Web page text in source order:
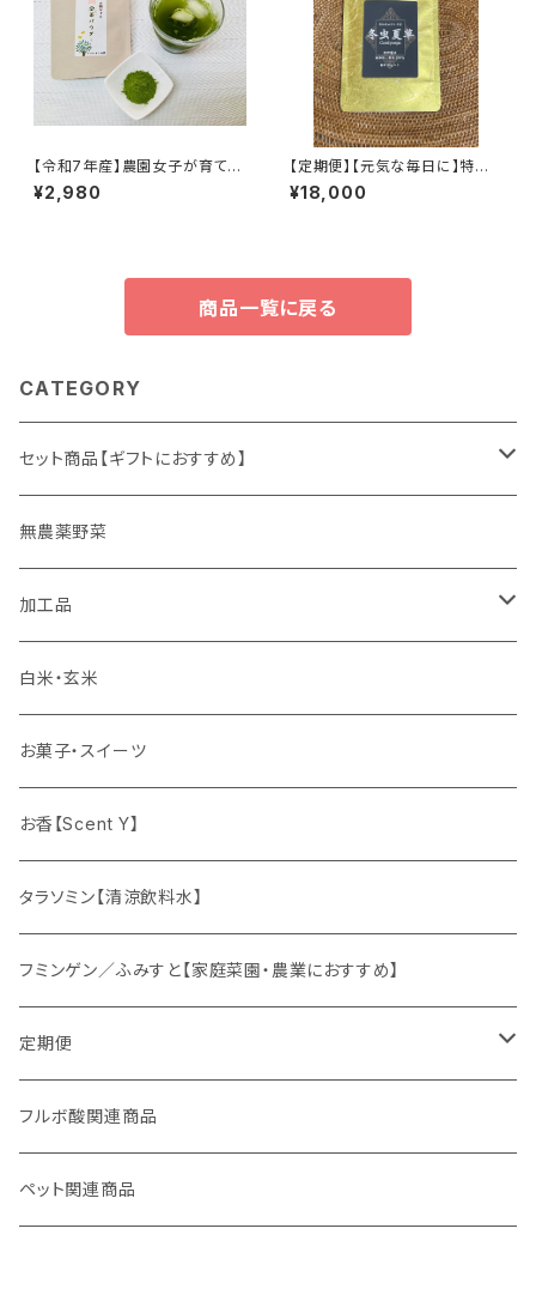
【令和7年産】農園女子が育てた
桑茶パウダー(50g) ※徳用サ
イズ 手軽にヘルシー生活 ス
¥2,980
【定期便】【元気な毎日に】特許
製法で作られた 冬虫夏草 粉
末 30g（約１か月分）【マカ成
¥18,000
商品一覧に戻る
CATEGORY
セット商品【ギフトにおすすめ】
ギフト
無農薬野菜
加工品
ゆず姫シリーズ
各種パウダー
ドリンクの素
健康茶
オリジナルスパイス
白米・玄米
お菓子・スイーツ
お香【Scent Y】
タラソミン【清涼飲料水】
フミンゲン／ふみすと【家庭菜園・農業におすすめ】
定期便
妊活応援セット
フルボ酸関連商品
ペット関連商品